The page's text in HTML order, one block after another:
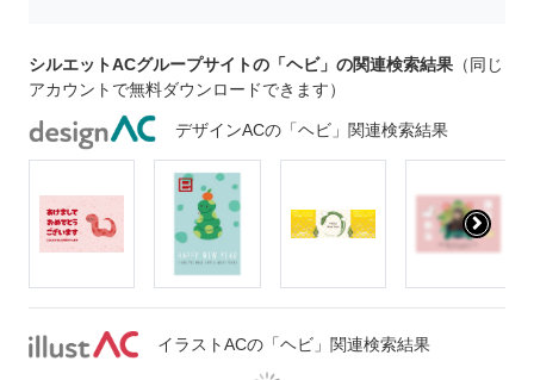
シルエットACグループサイトの「ヘビ」の関連検索結果 （同じ
アカウントで無料ダウンロードできます）
デザインACの「ヘビ」関連検索結果
イラストACの「ヘビ」関連検索結果